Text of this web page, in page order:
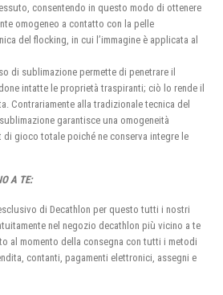
consentendo in questo modo di ottenere
omogeneo a contatto con la pelle
del flocking, in cui l’immagine è applicata al
di sublimazione permette di penetrare il
intatte le proprietà traspiranti; ciò lo rende il
Contrariamente alla tradizionale tecnica del
garantisce una omogeneità
gioco totale poiché ne conserva integre le
A TE:
di Decathlon per questo tutti i nostri
nel negozio decathlon più vicino a te
al momento della consegna con tutti i metodi
contanti, pagamenti elettronici, assegni e